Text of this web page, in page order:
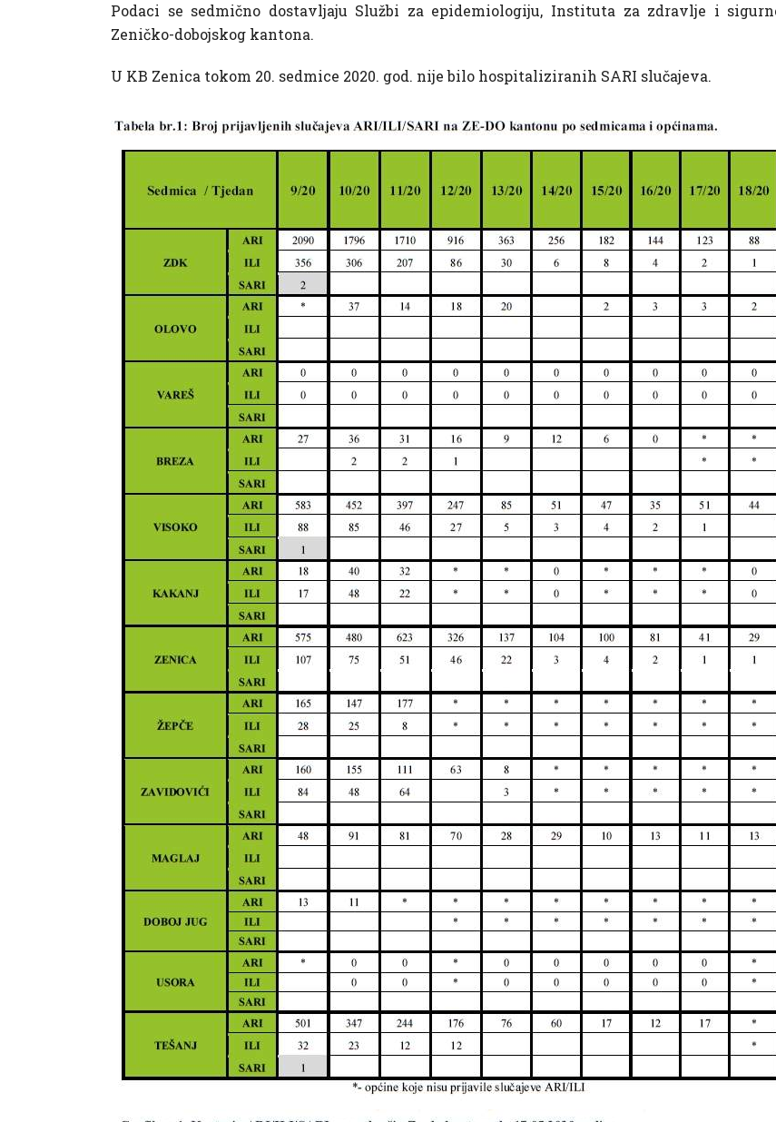
Podaci se sedmično dostavljaju Službi za epidemiologiju, Instituta za zdravlje i
Zeničko-dobojskog kantona.
U KB Zenica tokom 20. sedmice 2020. god. nije bilo hospitaliziranih SARI slučajeva.